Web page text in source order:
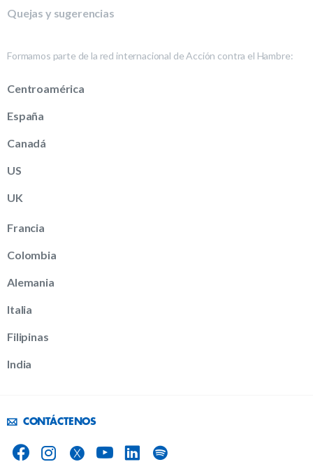
Quejas y sugerencias
Formamos parte de la red internacional de Acción contra el Hambre:
Centroamérica
España
Canadá
US
UK
Francia
Colombia
Alemania
Italia
Filipinas
India
CONTÁCTENOS